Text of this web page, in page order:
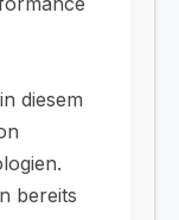
diesem
bereits